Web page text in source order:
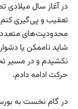
در آغاز سال
تعقیب و پی‌گیری
محدودیت‌های متعدد
شاید ناممکن یا
نکشیدم و در مسیر
حرکت ادامه دادم.
در گام نخست به